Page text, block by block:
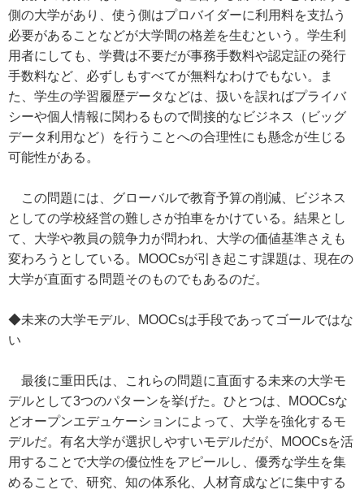
側の大学があり、使う側はプロバイダーに利用料を支払う
必要があることなどが大学間の格差を生むという。学生利
用者にしても、学費は不要だが事務手数料や認定証の発行
手数料など、必ずしもすべてが無料なわけでもない。ま
た、学生の学習履歴データなどは、扱いを誤ればプライバ
シーや個人情報に関わるもので間接的なビジネス（ビッグ
データ利用など）を行うことへの合理性にも懸念が生じる
可能性がある。
この問題には、グローバルで教育予算の削減、ビジネス
としての学校経営の難しさが拍車をかけている。結果とし
て、大学や教員の競争力が問われ、大学の価値基準さえも
変わろうとしている。MOOCsが引き起こす課題は、現在の
大学が直面する問題そのものでもあるのだ。
◆未来の大学モデル、MOOCsは手段であってゴールではな
い
最後に重田氏は、これらの問題に直面する未来の大学モ
デルとして3つのパターンを挙げた。ひとつは、MOOCsな
どオープンエデュケーションによって、大学を強化するモ
デルだ。有名大学が選択しやすいモデルだが、MOOCsを活
用することで大学の優位性をアピールし、優秀な学生を集
めることで、研究、知の体系化、人材育成などに集中する